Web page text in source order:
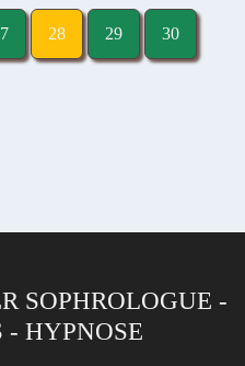
28 29 30
SOPHROLOGUE -
- HYPNOSE